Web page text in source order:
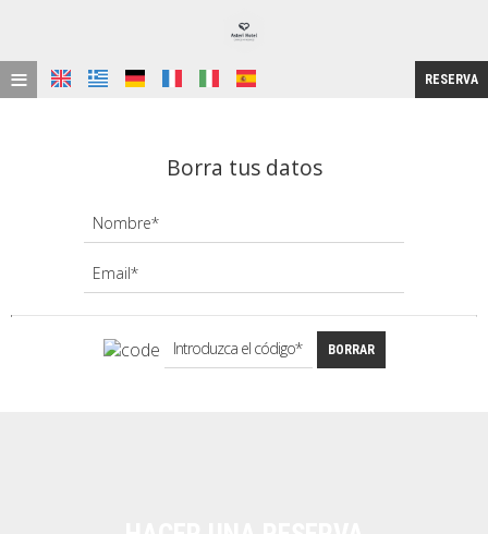
≡ RESERVA
GALERÍA DE FOTOS
INVESTIGACIÓN
Borra tus datos
BORRAR